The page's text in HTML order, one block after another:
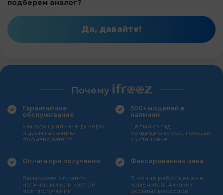
подберем аналог?
Да, давайте!
Почему
Гарантийное
обслуживание
Мы официальные дилеры
и даем гарантию
производителя
500+ моделей в
наличии
Целый склад
кондиционеров, готовых
к установке
Оплата при получении
Вы можете оплатить
наличными или картой
при получении
Фиксированная цена
В конце работ цена не
изменится, никаких
скрытых расходов